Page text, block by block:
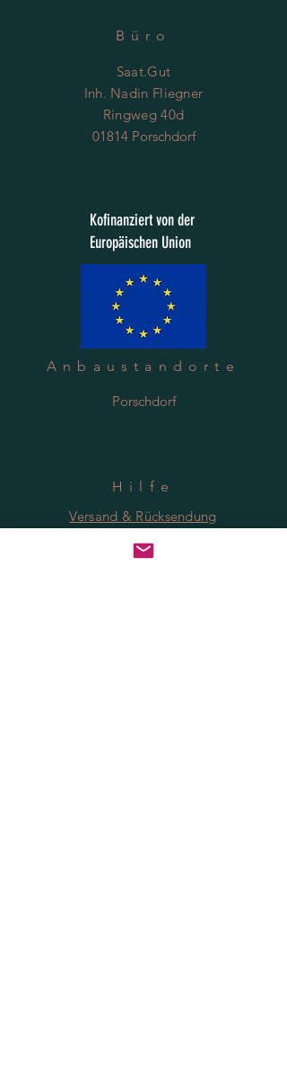
Büro
Saat.Gut
Inh. Nadin Fliegner
Ringweg 40d
01814 Porschdorf
Kofinanziert von der
Europäischen Union
Anbaustandorte
Porschdorf
Hilfe
Versand & Rücksendung
FAQ